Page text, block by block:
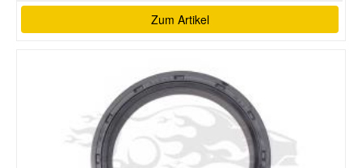
Zum Artikel